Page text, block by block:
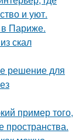
и уют.
в Париже.
скал
решение для
пример того,
пространства.